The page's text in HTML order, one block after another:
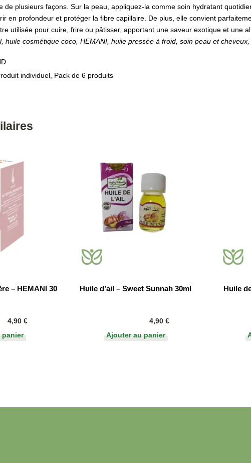
de plusieurs façons. Sur la peau, appliquez-la comme soin hydratant
en profondeur et protéger la fibre capillaire. De plus, elle convient
utilisée pour cuire, frire ou pâtisser, apportant une saveur exotique et une
huile cosmétique coco, HEMANI, huile pressée à froid, soin peau et
individuel, Pack de 6 produits
– HEMANI 30
4,90€
panier
Huile d’ail – Sweet Sunnah 30ml
4,90 €
Ajouter au panier
Huile